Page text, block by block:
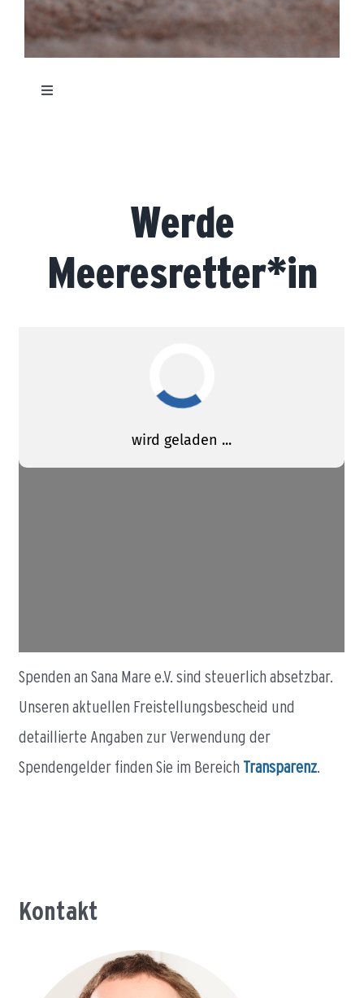
Toggle
Werde
Meeresretter*in
Spenden an Sana Mare e.V. sind steuerlich absetzbar.
Unseren aktuellen Freistellungsbescheid und
detaillierte Angaben zur Verwendung der
Spendengelder finden Sie im Bereich Transparenz.
Kontakt